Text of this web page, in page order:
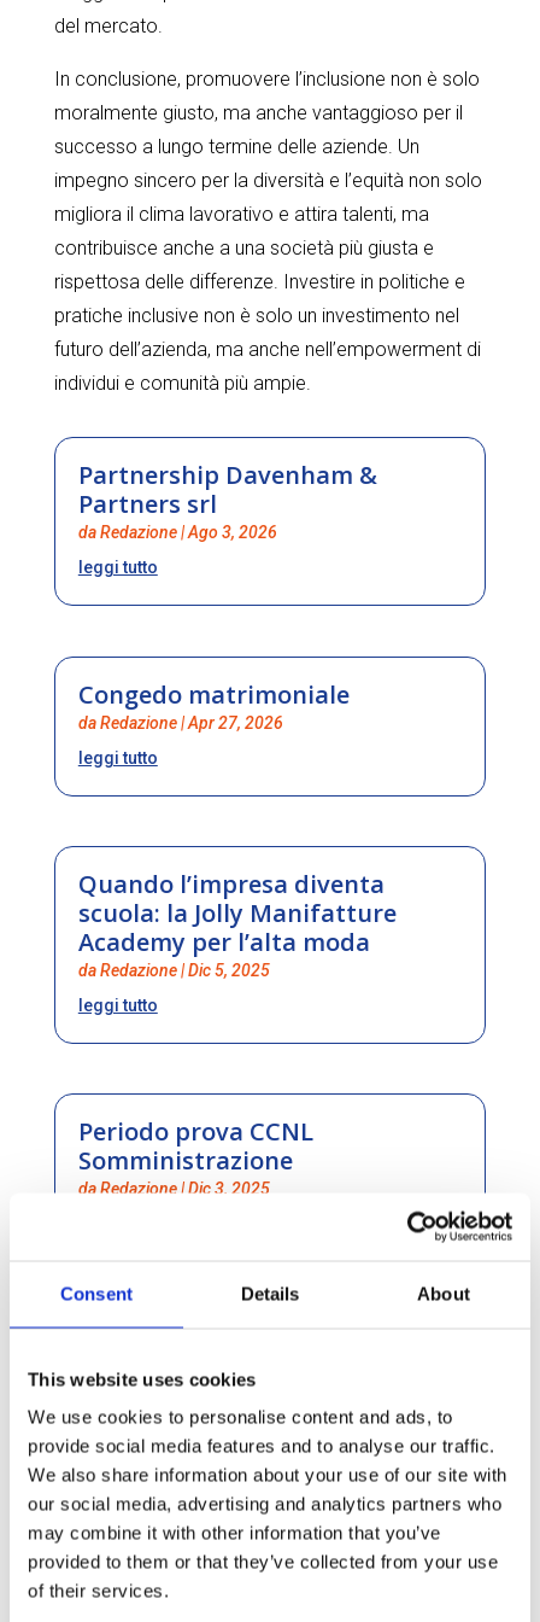
Consent Details About
This website uses cookies
We use cookies to personalise content and ads, to
provide social media features and to analyse our traffic.
We also share information about your use of our site with
our social media, advertising and analytics partners who
may combine it with other information that you’ve
provided to them or that they’ve collected from your use
of their services.
del mercato.
In conclusione, promuovere l’inclusione non è solo
moralmente giusto, ma anche vantaggioso per il
successo a lungo termine delle aziende. Un
impegno sincero per la diversità e l’equità non solo
migliora il clima lavorativo e attira talenti, ma
contribuisce anche a una società più giusta e
rispettosa delle differenze. Investire in politiche e
pratiche inclusive non è solo un investimento nel
futuro dell’azienda, ma anche nell’empowerment di
individui e comunità più ampie.
Partnership Davenham &
Partners srl
daRedazione|Ago 3, 2026
leggi tutto
Congedo matrimoniale
daRedazione|Apr 27, 2026
leggi tutto
Quando l’impresa diventa
scuola: la Jolly Manifatture
Academy per l’alta moda
daRedazione|Dic 5, 2025
leggi tutto
Periodo prova CCNL
Somministrazione
daRedazione|Dic 3, 2025
NEURODIVERGENZA: potenziare
l’efficacia sul lavoro con
l’Intelligenza Artificiale
Redazione
Set 19, 2025
leggi tutto